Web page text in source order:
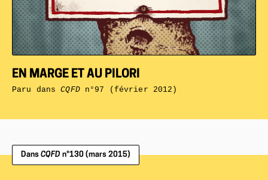
EN MARGE ET AU PILORI
Paru dansCQFDn°97 (février 2012)
Dans CQFD n°130 (mars 2015)